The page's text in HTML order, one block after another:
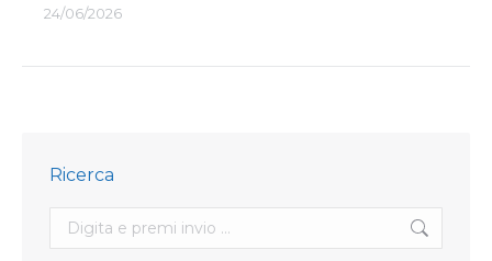
24/06/2026
Ricerca
Search: